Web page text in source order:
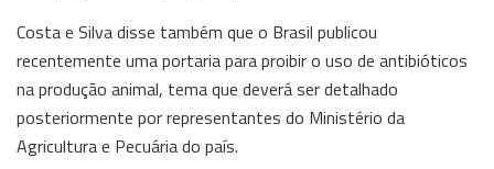
Costa e Silva disse também que o Brasil publicou
recentemente uma portaria para proibir o uso de antibióticos
na produção animal, tema que deverá ser detalhado
posteriormente por representantes do Ministério da
Agricultura e Pecuária do país.